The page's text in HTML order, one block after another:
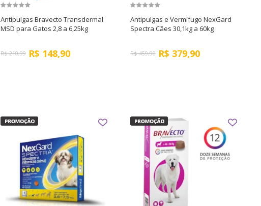
Antipulgas Bravecto Transdermal
MSD para Gatos 2,8 a 6,25kg
R$ 210,99 R$ 148,90
Antipulgas e Vermífugo NexGard
Spectra Cães 30,1kg a 60kg
R$ 459,90 R$ 379,90